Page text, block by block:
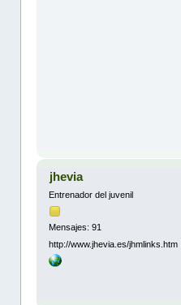
jhevia
Entrenador del juvenil
Mensajes: 91
http://www.jhevia.es/jhmlinks.htm